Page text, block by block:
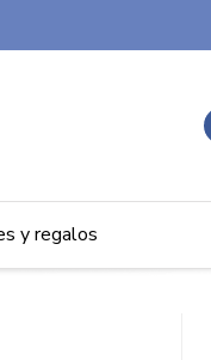
y regalos